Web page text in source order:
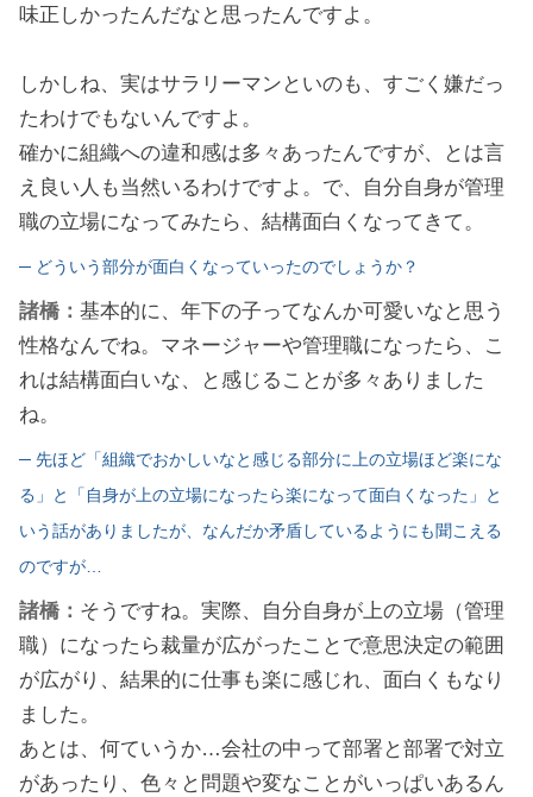
味正しかったんだなと思ったんですよ。
しかしね、実はサラリーマンといのも、すごく嫌だっ
たわけでもないんですよ。
確かに組織への違和感は多々あったんですが、とは言
え良い人も当然いるわけですよ。で、自分自身が管理
職の立場になってみたら、結構面白くなってきて。
─ どういう部分が面白くなっていったのでしょうか？
諸橋： 基本的に、年下の子ってなんか可愛いなと思う
性格なんでね。マネージャーや管理職になったら、こ
れは結構面白いな、と感じることが多々ありました
ね。
─ 先ほど「組織でおかしいなと感じる部分に上の立場ほど楽にな
る」と「自身が上の立場になったら楽になって面白くなった」と
いう話がありましたが、なんだか矛盾しているようにも聞こえる
のですが…
諸橋： そうですね。実際、自分自身が上の立場（管理
職）になったら裁量が広がったことで意思決定の範囲
が広がり、結果的に仕事も楽に感じれ、面白くもなり
ました。
あとは、何ていうか…会社の中って部署と部署で対立
があったり、色々と問題や変なことがいっぱいあるん